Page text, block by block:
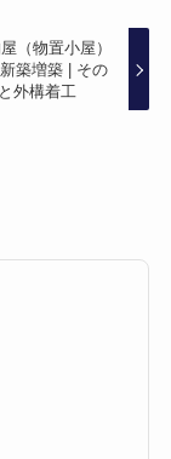
（物置小屋）
築増築 | その
外構着工